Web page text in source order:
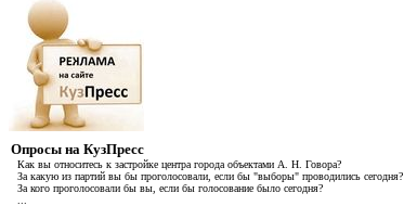
Опросы на КузПресс
Как вы относитесь к застройке центра города объектами А. Н. Говора?
За какую из партий вы бы проголосовали, если бы "выборы" проводились сегодня?
За кого проголосовали бы вы, если бы голосование было сегодня?